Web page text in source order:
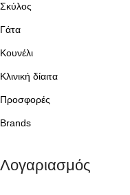
Σκύλος
Γάτα
Κουνέλι
Κλινική δίαιτα
Προσφορές
Brands
Λογαριασμός